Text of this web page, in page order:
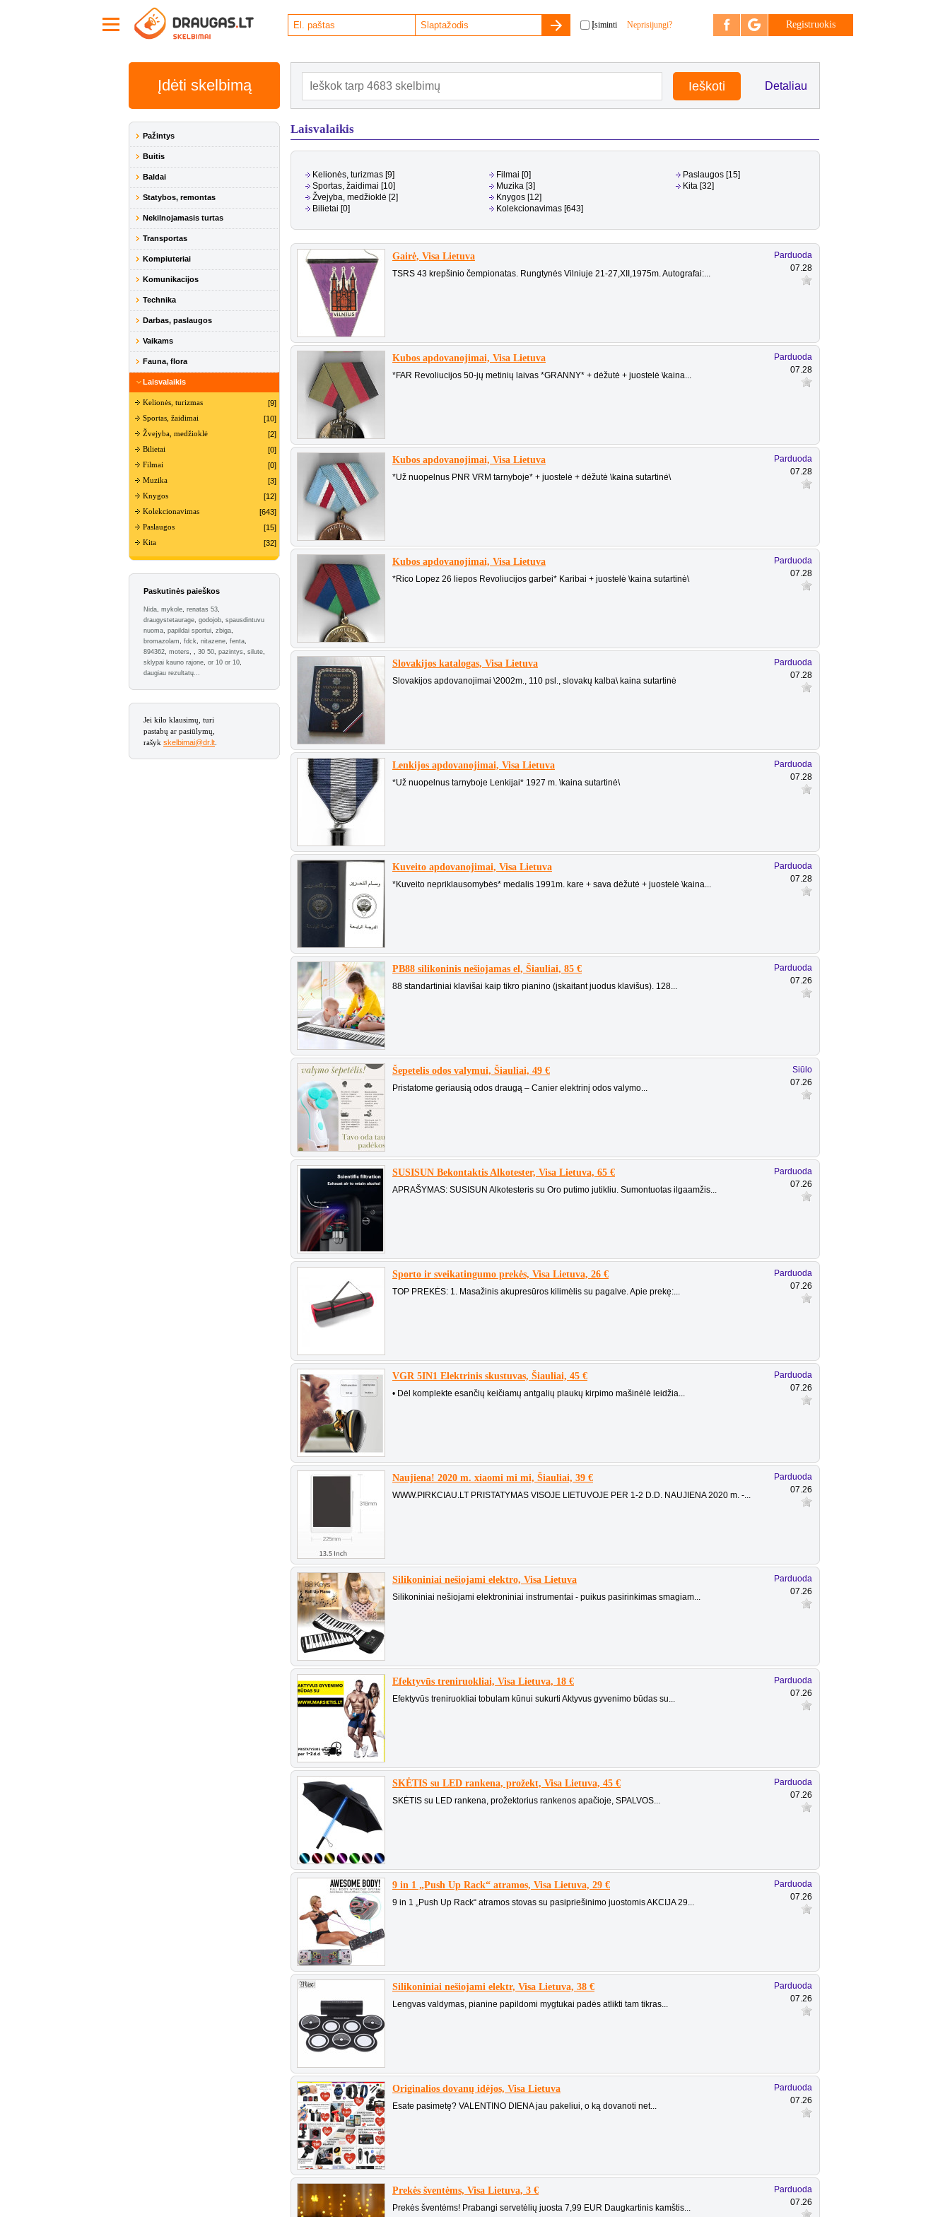
Įsiminti Neprisijungi? Registruokis
Įdėti skelbimą Detaliau
Pažintys
Buitis
Baldai
Statybos, remontas
Nekilnojamasis turtas
Transportas
Kompiuteriai
Komunikacijos
Technika
Darbas, paslaugos
Vaikams
Fauna, flora
Laisvalaikis
Kelionės, turizmas [9]
Sportas, žaidimai [10]
Žvejyba, medžioklė [2]
Bilietai [0]
Filmai [0]
Muzika [3]
Knygos [12]
Kolekcionavimas [643]
Paslaugos [15]
Kita [32]
Paskutinės paieškos
Nida, mykole, renatas 53,
draugystetaurage, godojob, spausdintuvu
nuoma, papildai sportui, zbiga,
bromazolam, fdck, nitazene, fenta,
894362, moters, , 30 50, pazintys, silute,
sklypai kauno rajone, or 10 or 10,
daugiau rezultatų...
Jei kilo klausimų, turi
pastabų ar pasiūlymų,
rašyk skelbimai@dr.lt
Laisvalaikis
Kelionės, turizmas [9]
Sportas, žaidimai [10]
Žvejyba, medžioklė [2]
Bilietai [0]
Filmai [0]
Muzika [3]
Knygos [12]
Kolekcionavimas [643]
Paslaugos [15]
Kita [32]
Gairė, Visa Lietuva
TSRS 43 krepšinio čempionatas. Rungtynės Vilniuje 21-27,XII,1975m. Autografai:...
Parduoda
07.28
Kubos apdovanojimai, Visa Lietuva
*FAR Revoliucijos 50-jų metinių laivas *GRANNY* + dėžutė + juostelė \kaina...
Parduoda
07.28
Kubos apdovanojimai, Visa Lietuva
*Už nuopelnus PNR VRM tarnyboje* + juostelė + dėžutė \kaina sutartinė\
Parduoda
07.28
Kubos apdovanojimai, Visa Lietuva
*Rico Lopez 26 liepos Revoliucijos garbei* Karibai + juostelė \kaina sutartinė\
Parduoda
07.28
Slovakijos katalogas, Visa Lietuva
Slovakijos apdovanojimai \2002m., 110 psl., slovakų kalba\ kaina sutartinė
Parduoda
07.28
Lenkijos apdovanojimai, Visa Lietuva
*Už nuopelnus tarnyboje Lenkijai* 1927 m. \kaina sutartinė\
Parduoda
07.28
Kuveito apdovanojimai, Visa Lietuva
*Kuveito nepriklausomybės* medalis 1991m. kare + sava dėžutė + juostelė \kaina...
Parduoda
07.28
PB88 silikoninis nešiojamas el, Šiauliai, 85 €
88 standartiniai klavišai kaip tikro pianino (įskaitant juodus klavišus). 128...
Parduoda
07.26
Šepetelis odos valymui, Šiauliai, 49 €
Pristatome geriausią odos draugą – Canier elektrinį odos valymo...
Siūlo
07.26
SUSISUN Bekontaktis Alkotester, Visa Lietuva, 65 €
APRAŠYMAS: SUSISUN Alkotesteris su Oro putimo jutikliu. Sumontuotas ilgaamžis...
Parduoda
07.26
Sporto ir sveikatingumo prekės, Visa Lietuva, 26 €
TOP PREKĖS: 1. Masažinis akupresūros kilimėlis su pagalve. Apie prekę:...
Parduoda
07.26
VGR 5IN1 Elektrinis skustuvas, Šiauliai, 45 €
• Dėl komplekte esančių keičiamų antgalių plaukų kirpimo mašinėlė leidžia...
Parduoda
07.26
Naujiena! 2020 m. xiaomi mi mi, Šiauliai, 39 €
WWW.PIRKCIAU.LT PRISTATYMAS VISOJE LIETUVOJE PER 1-2 D.D. NAUJIENA 2020 m. -...
Parduoda
07.26
Silikoniniai nešiojami elektro, Visa Lietuva
Silikoniniai nešiojami elektroniniai instrumentai - puikus pasirinkimas smagiam...
Parduoda
07.26
Efektyvūs treniruokliai, Visa Lietuva, 18 €
Efektyvūs treniruokliai tobulam kūnui sukurti Aktyvus gyvenimo būdas su...
Parduoda
07.26
SKĖTIS su LED rankena, prožekt, Visa Lietuva, 45 €
SKĖTIS su LED rankena, prožektorius rankenos apačioje, SPALVOS...
Parduoda
07.26
9 in 1 „Push Up Rack“ atramos, Visa Lietuva, 29 €
9 in 1 „Push Up Rack“ atramos stovas su pasipriešinimo juostomis AKCIJA 29...
Parduoda
07.26
Silikoniniai nešiojami elektr, Visa Lietuva, 38 €
Lengvas valdymas, pianine papildomi mygtukai padės atlikti tam tikras...
Parduoda
07.26
Originalios dovanų idėjos, Visa Lietuva
Esate pasimetę? VALENTINO DIENA jau pakeliui, o ką dovanoti net...
Parduoda
07.26
Prekės šventėms, Visa Lietuva, 3 €
Prekės šventėms! Prabangi servetėlių juosta 7,99 EUR Daugkartinis kamštis...
Parduoda
07.26